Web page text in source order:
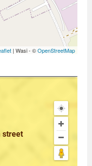
| Wasi - ©OpenStreetMap
street